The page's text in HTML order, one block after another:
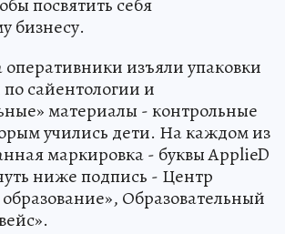
посвятить себя
бизнесу.
оперативники изъяли упаковки
сайентологии и
материалы - контрольные
учились дети. На каждом из
маркировка - буквы ApplieD
ниже подпись - Центр
Образовательный